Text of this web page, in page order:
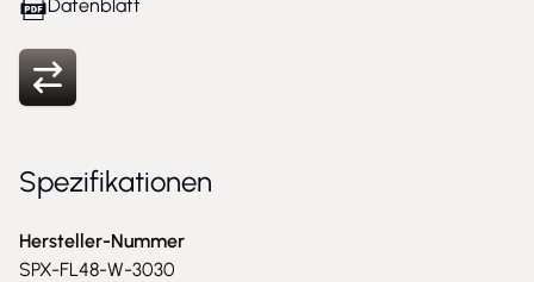
Datenblatt
Spezifikationen
Hersteller-Nummer
SPX-FL48-W-3030